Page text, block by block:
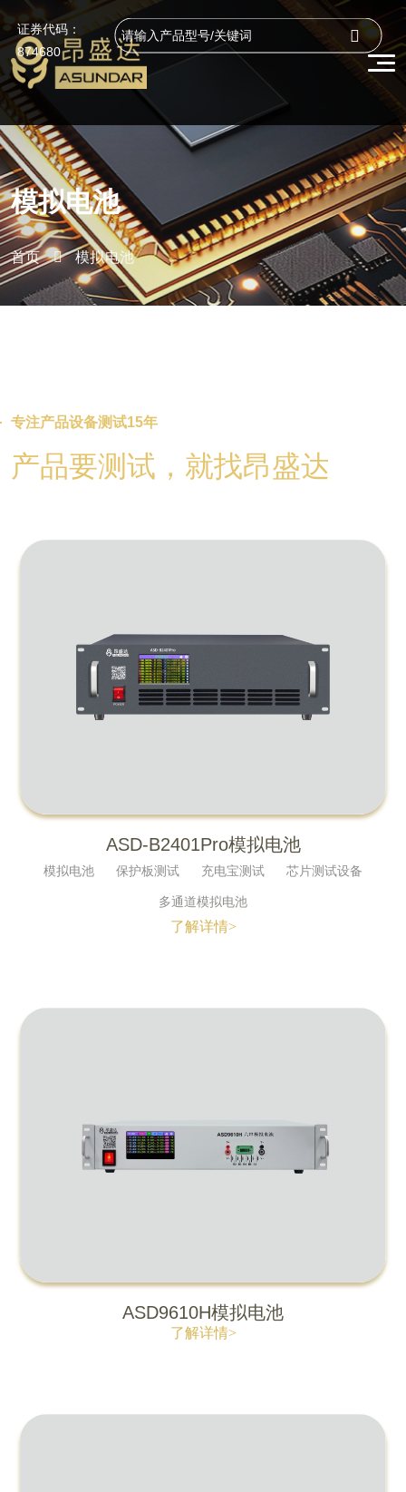
证券代码：
874680
模拟电池
首页 模拟电池
专注产品设备测试15年
产品要测试，就找昂盛达
ASD-B2401Pro模拟电池
模拟电池 保护板测试 充电宝测试 芯片测试设备
多通道模拟电池
了解详情>
ASD9610H模拟电池
了解详情>